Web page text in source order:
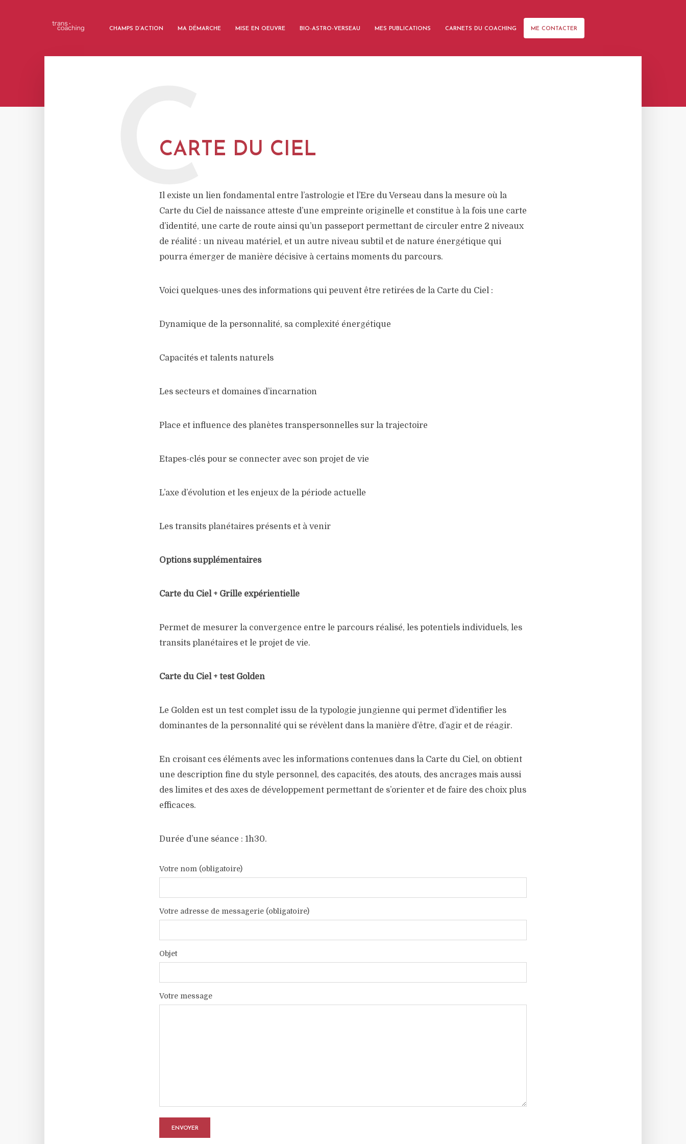
CHAMPS D’ACTION MA DÉMARCHE MISE EN OEUVRE BIO-ASTRO-VERSEAU MES PUBLICATIONS CARNETS DU COACHING ME CONTACTER
CARTE DU CIEL
C
Il existe un lien fondamental entre l’astrologie et l’Ere du Verseau dans la mesure où la
Carte du Ciel de naissance atteste d’une empreinte originelle et constitue à la fois une carte
d’identité, une carte de route ainsi qu’un passeport permettant de circuler entre 2 niveaux
de réalité : un niveau matériel, et un autre niveau subtil et de nature énergétique qui
pourra émerger de manière décisive à certains moments du parcours.
Voici quelques-unes des informations qui peuvent être retirées de la Carte du Ciel :
Dynamique de la personnalité, sa complexité énergétique
Capacités et talents naturels
Les secteurs et domaines d’incarnation
Place et influence des planètes transpersonnelles sur la trajectoire
Etapes-clés pour se connecter avec son projet de vie
L’axe d’évolution et les enjeux de la période actuelle
Les transits planétaires présents et à venir
Options supplémentaires
Carte du Ciel + Grille expérientielle
Permet de mesurer la convergence entre le parcours réalisé, les potentiels individuels, les
transits planétaires et le projet de vie.
Carte du Ciel + test Golden
Le Golden est un test complet issu de la typologie jungienne qui permet d’identifier les
dominantes de la personnalité qui se révèlent dans la manière d’être, d’agir et de réagir.
En croisant ces éléments avec les informations contenues dans la Carte du Ciel, on obtient
une description fine du style personnel, des capacités, des atouts, des ancrages mais aussi
des limites et des axes de développement permettant de s’orienter et de faire des choix plus
efficaces.
Durée d’une séance : 1h30.
Votre nom (obligatoire)
Votre adresse de messagerie (obligatoire)
Objet
Votre message